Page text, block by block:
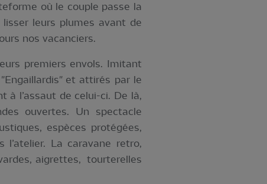
où le couple passe la
leurs plumes avant de
nos vacanciers.
premiers envols. Imitant
et attirés par le
l’assaut de celui-ci. De là,
ouvertes. Un spectacle
espèces protégées,
La caravane retro,
aigrettes, tourterelles